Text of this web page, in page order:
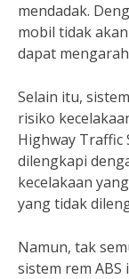
mendadak.
mobil tidak
dapat
Selain itu,
risiko
Highway Traffic
dilengkapi
kecelakaan
yang tidak
Namun, tak
sistem rem